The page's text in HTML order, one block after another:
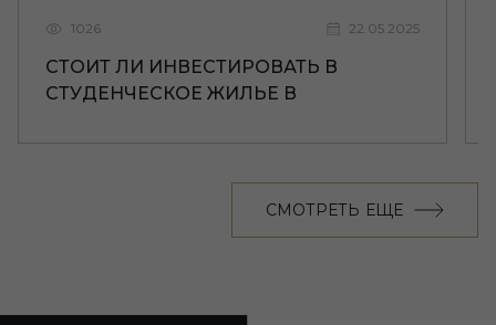
1026 22.05.2025
СТОИТ ЛИ ИНВЕСТИРОВАТЬ В
СТУДЕНЧЕСКОЕ ЖИЛЬЕ В
СМОТРЕТЬ ЕЩЕ